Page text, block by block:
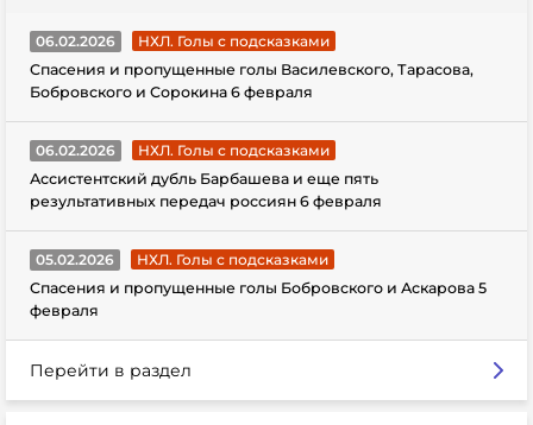
06.02.2026
НХЛ. Голы с подсказками
Спасения и пропущенные голы Василевского, Тарасова,
Бобровского и Сорокина 6 февраля
06.02.2026
НХЛ. Голы с подсказками
Ассистентский дубль Барбашева и еще пять
результативных передач россиян 6 февраля
05.02.2026
НХЛ. Голы с подсказками
Спасения и пропущенные голы Бобровского и Аскарова 5
февраля
Перейти в раздел